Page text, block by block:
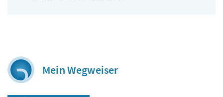
Mein Wegweiser